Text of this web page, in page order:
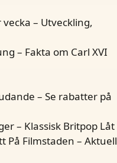
– Utveckling,
– Fakta om Carl XVI
– Se rabatter på
– Klassisk Britpop Låt
På Filmstaden – Aktuell